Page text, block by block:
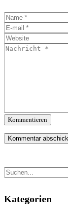
Kommentieren
Kategorien